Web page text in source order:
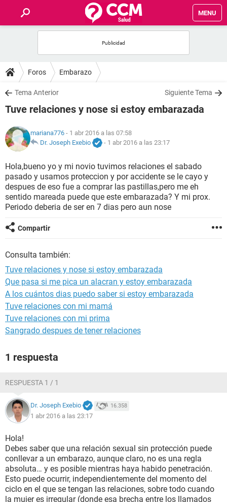
MENU
FOROS
SALUD
NUTRICIÓN
BIENESTAR
SEXUALIDAD
GLOSARIO
Foros Embarazo
Tema Anterior Siguiente Tema
Tuve relaciones y nose si estoy embarazada
mariana776 - 1 abr 2016 a las 07:58
Dr. Joseph Exebio
- 1 abr 2016 a las 23:17
Hola,bueno yo y mi novio tuvimos relaciones el sabado
pasado y usamos proteccion y por accidente se le cayo y
despues de eso fue a comprar las pastillas,pero me eh
sentido mareada puede que este embarazada? Y mi prox.
Periodo deberia de ser en 7 dias pero aun nose
Compartir
Consulta también:
Tuve relaciones y nose si estoy embarazada
Que pasa si me pica un alacran y estoy embarazada
A los cuántos dias puedo saber si estoy embarazada
Tuve relaciones con mi mamá
Tuve relaciones con mi prima
Sangrado despues de tener relaciones
1 respuesta
RESPUESTA 1 / 1
Dr. Joseph Exebio 16.358
1 abr 2016 a las 23:17
Hola!
Debes saber que una relación sexual sin protección puede
conllevar a un embarazo, aunque claro, no es una regla
absoluta… y es posible mientras haya habido penetración.
Esto puede ocurrir, independientemente del momento del
ciclo en el que se tengan las relaciones, sobre todo cuando
la mujer es irregular (donde esa brecha entre los llamados